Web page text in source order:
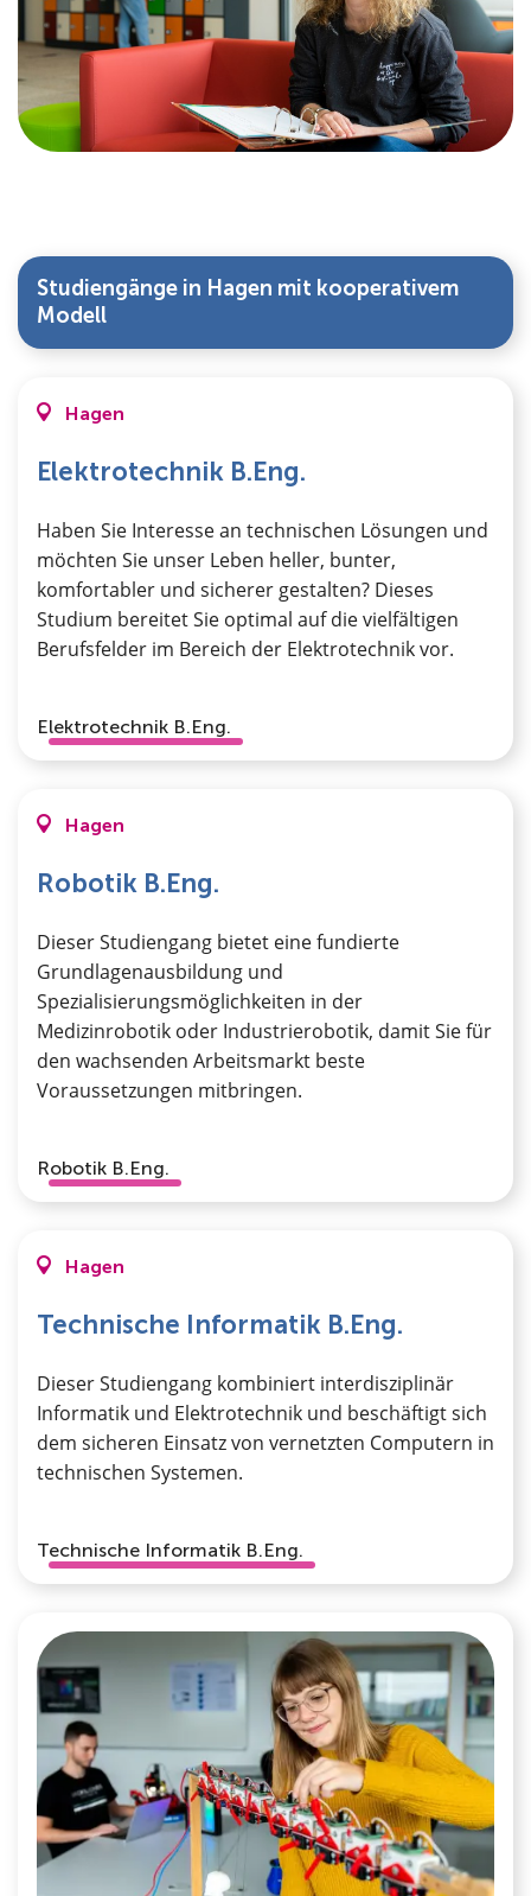
Studiengänge in Hagen mit kooperativem
Modell
Hagen
Elektrotechnik B.Eng.
Haben Sie Interesse an technischen Lösungen und
möchten Sie unser Leben heller, bunter,
komfortabler und sicherer gestalten? Dieses
Studium bereitet Sie optimal auf die vielfältigen
Berufsfelder im Bereich der Elektrotechnik vor.
Elektrotechnik B.Eng.
Hagen
Robotik B.Eng.
Dieser Studiengang bietet eine fundierte
Grundlagenausbildung und
Spezialisierungsmöglichkeiten in der
Medizinrobotik oder Industrierobotik, damit Sie für
den wachsenden Arbeitsmarkt beste
Voraussetzungen mitbringen.
Robotik B.Eng.
Hagen
Technische Informatik B.Eng.
Dieser Studiengang kombiniert interdisziplinär
Informatik und Elektrotechnik und beschäftigt sich
dem sicheren Einsatz von vernetzten Computern in
technischen Systemen.
Technische Informatik B.Eng.